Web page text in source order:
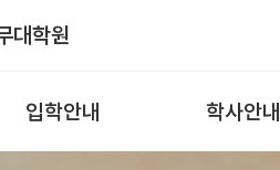
대학원
입학안내 학사안내